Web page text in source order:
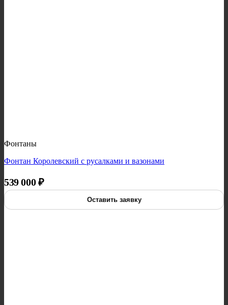
Фонтаны
Фонтан Королевский с русалками и вазонами
539 000₽
Оставить заявку